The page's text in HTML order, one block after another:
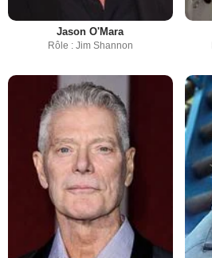
Jason O'Mara
Rôle : Jim Shannon